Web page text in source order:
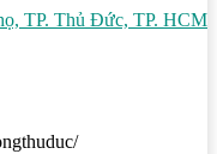
TP. Thủ Đức, TP. HCM